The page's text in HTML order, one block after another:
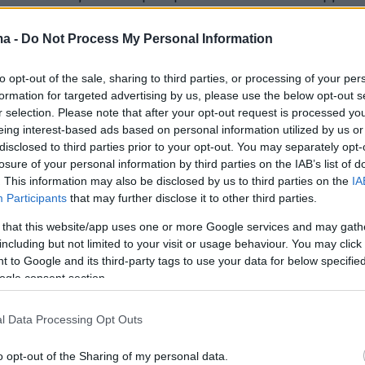
- Do Not Process My Personal Information
opt-out of the sale, sharing to third parties, or processing of your
for targeted advertising by us, please use the below opt-out
selection. Please note that after your opt-out request is processed
interest-based ads based on personal information utilized by us
to third parties prior to your opt-out. You may separately
of your personal information by third parties on the IAB’s list of
This information may also be disclosed by us to third parties on the
Participants that may further disclose it to other third parties.
that this website/app uses one or more Google services and may
but not limited to your visit or usage behaviour. You may
to Google and its third-party tags to use your data for below
consent section.
Data Processing Opt Outs
opt-out of the Sharing of my personal data.
κομμάτων. Αυτό σε καμία περίπτωση δεν
Βουλής. Αυτό συνέβη σήμερα λίγο μετά τις
από το Κανάλι της Βουλής η ζωντανή
εργασιών κοινοβουλευτικού ελέγχου της
να μεταδοθεί κομματική εκδήλωση»
Γεροβασίλη.
κ.Γεροβασίλη ακολουθεί: